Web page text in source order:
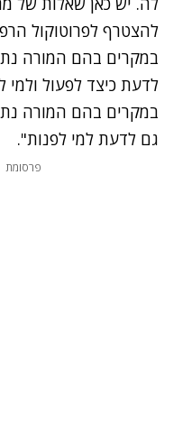
להצטרף לפרוטוקול
במקרים בהם המורה
לדעת כיצד לפעול ולמי
במקרים בהם המורה
גם לדעת למי לפנות".
פרסומת